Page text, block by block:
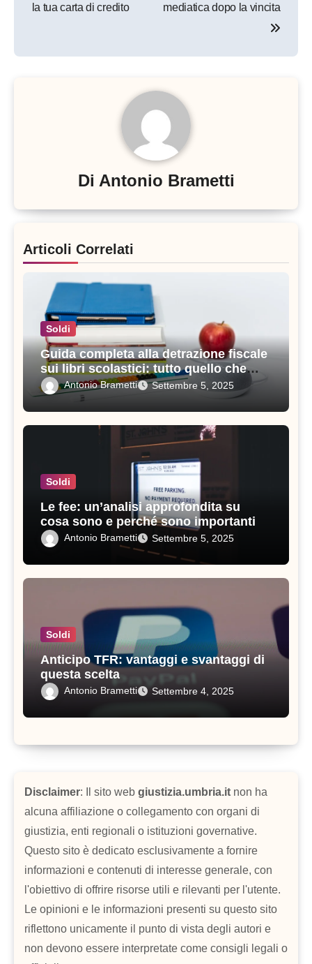
la tua carta di credito
mediatica dopo la vincita
Di Antonio Brametti
Articoli Correlati
Soldi
Guida completa alla detrazione fiscale
sui libri scolastici: tutto quello che
devi sapere
Antonio Brametti Settembre 5, 2025
Soldi
Le fee: un’analisi approfondita su
cosa sono e perché sono importanti
Antonio Brametti Settembre 5, 2025
Soldi
Anticipo TFR: vantaggi e svantaggi di
questa scelta
Antonio Brametti Settembre 4, 2025
Disclaimer: Il sito web giustizia.umbria.it non ha
alcuna affiliazione o collegamento con organi di
giustizia, enti regionali o istituzioni governative.
Questo sito è dedicato esclusivamente a fornire
informazioni e contenuti di interesse generale, con
l'obiettivo di offrire risorse utili e rilevanti per l'utente.
Le opinioni e le informazioni presenti su questo sito
riflettono unicamente il punto di vista degli autori e
non devono essere interpretate come consigli legali o